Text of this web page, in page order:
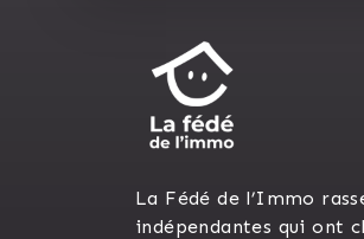
La Fédé de l’Immo
indépendantes qui ont